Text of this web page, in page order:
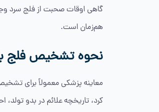
گاهی اوقات صحبت از فلج سرد وجود
هم‌زمان است.
نحوه تشخیص فلج
معاینه پزشکی معمولاً برای
کرد، تاریخچه علائم در بدو